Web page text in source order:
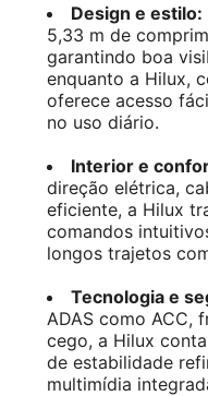
Design e estilo:
5,33 m de
garantindo boa
enquanto a Hilux,
oferece acesso
no uso diário.
Interior e
direção elétrica,
eficiente, a Hilux
comandos
longos trajetos
Tecnologia e
ADAS como ACC,
cego, a Hilux
de estabilidade
multimídia